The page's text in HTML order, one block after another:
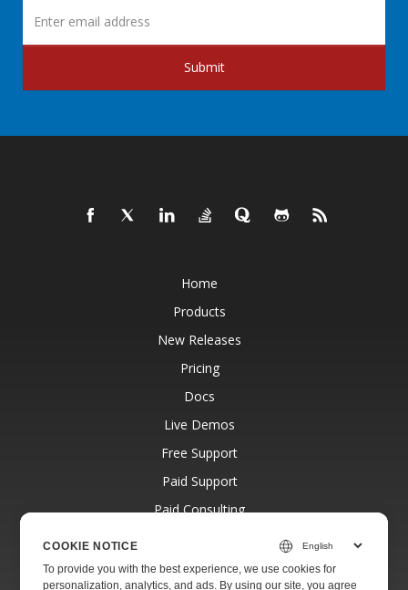
Submit
Home
Products
New Releases
Pricing
Docs
Live Demos
Free Support
Paid Support
Paid Consulting
Websites
COOKIE NOTICE
To provide you with the best experience, we use cookies for
personalization, analytics, and ads. By using our site, you agree